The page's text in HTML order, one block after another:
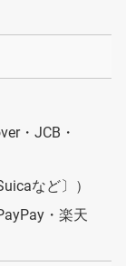
・JCB・
など〕）
・楽天